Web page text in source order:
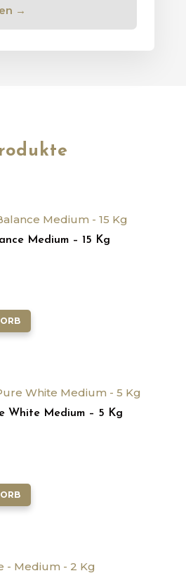
→
Medium – 15 Kg
White Medium – 5 Kg